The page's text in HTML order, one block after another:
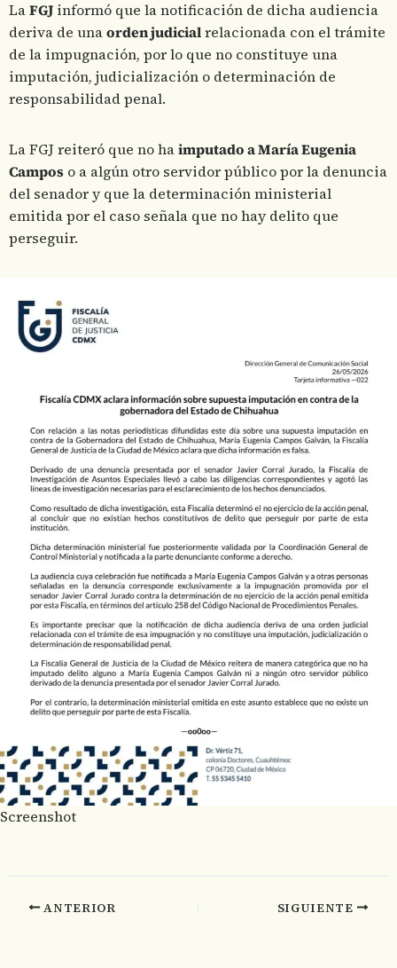
LaFGJ informó que la notificación de dicha audiencia
deriva de unaorden judicialrelacionada con el trámite
de la impugnación, por lo que no constituye una
imputación, judicialización o determinación de
responsabilidad penal.
La FGJ reiteró que no haimputado a María Eugenia
Campos o a algún otro servidor público por la denuncia
del senador y que la determinación ministerial
emitida por el caso señala que no hay delito que
perseguir.
Screenshot
ANTERIOR SIGUIENTE